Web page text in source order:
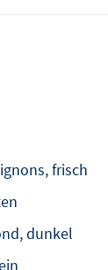
frisch
dunkel